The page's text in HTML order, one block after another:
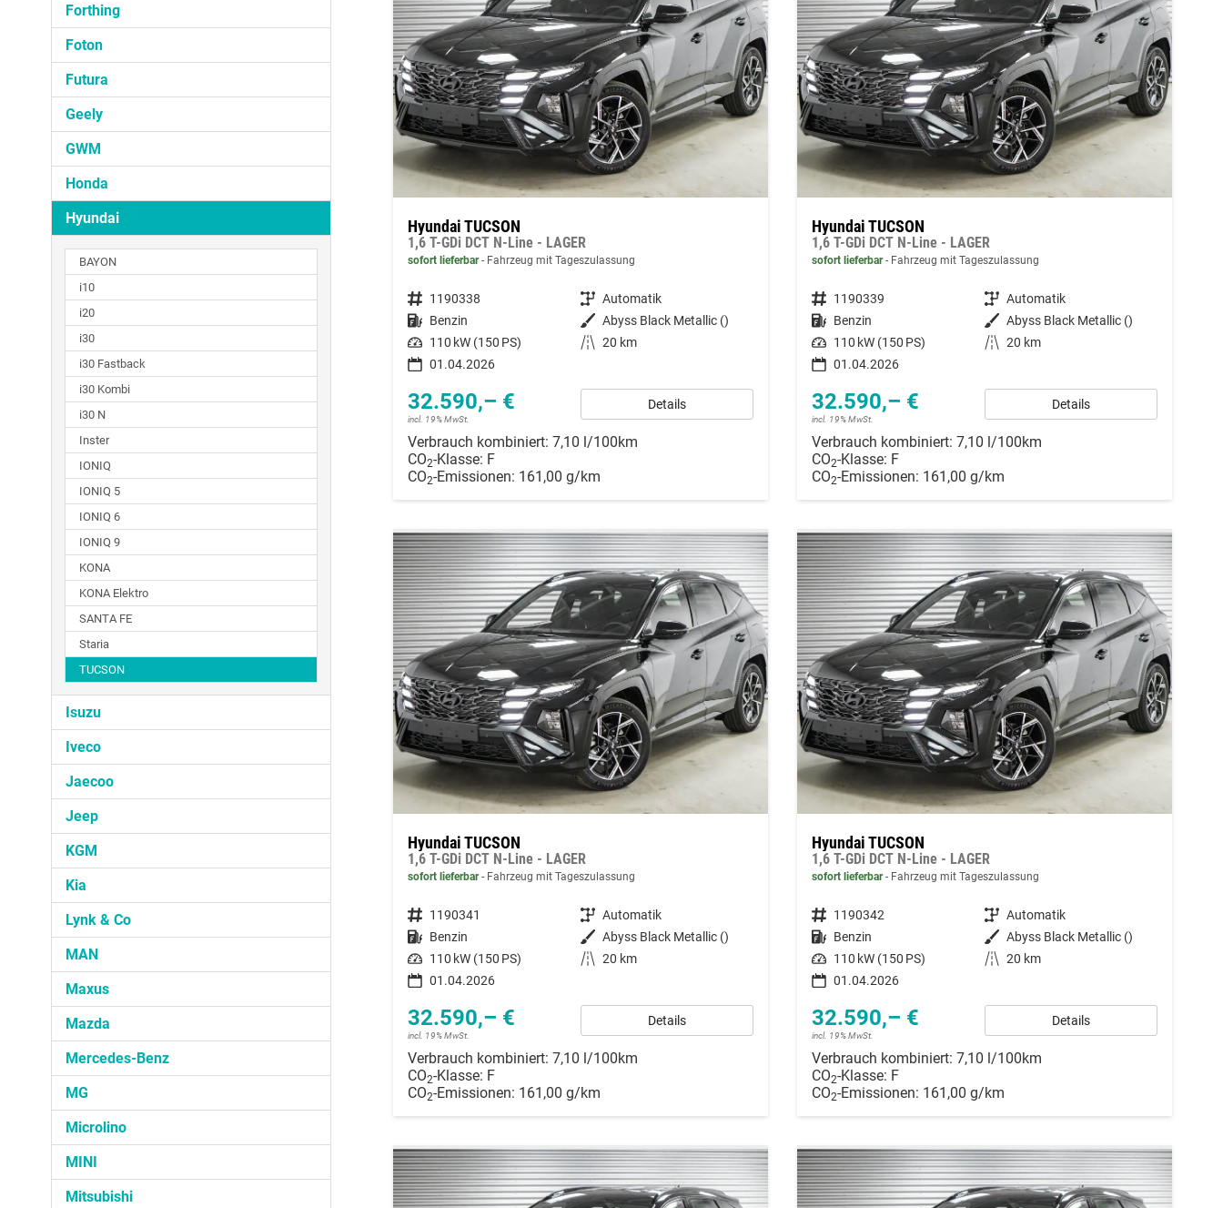
Hyundai TUCSON
1,6 T-GDi DCT N-Line - LAGER
sofort lieferbar Fahrzeug mit Tageszulassung
Fahrzeugnummer 1190338 Getriebe Automatik
Kraftstoff Benzin Außenfarbe Abyss Black Metallic ()
Leistung 110 kW (150 PS) Kilometerstand 20 km
01.04.2026
32.590,– €
incl. 19% MwSt.
Details
Verbrauch kombiniert: 7,10 l/100km
CO2-Klasse: F
CO2-Emissionen: 161,00 g/km
Hyundai TUCSON
1,6 T-GDi DCT N-Line - LAGER
sofort lieferbar Fahrzeug mit Tageszulassung
Fahrzeugnummer 1190339 Getriebe Automatik
Kraftstoff Benzin Außenfarbe Abyss Black Metallic ()
Leistung 110 kW (150 PS) Kilometerstand 20 km
01.04.2026
32.590,– €
incl. 19% MwSt.
Details
Verbrauch kombiniert: 7,10 l/100km
CO2-Klasse: F
CO2-Emissionen: 161,00 g/km
Hyundai TUCSON
1,6 T-GDi DCT N-Line - LAGER
sofort lieferbar Fahrzeug mit Tageszulassung
Fahrzeugnummer 1190341 Getriebe Automatik
Kraftstoff Benzin Außenfarbe Abyss Black Metallic ()
Leistung 110 kW (150 PS) Kilometerstand 20 km
01.04.2026
32.590,– €
incl. 19% MwSt.
Details
Verbrauch kombiniert: 7,10 l/100km
CO2-Klasse: F
CO2-Emissionen: 161,00 g/km
Hyundai TUCSON
1,6 T-GDi DCT N-Line - LAGER
sofort lieferbar Fahrzeug mit Tageszulassung
Fahrzeugnummer 1190342 Getriebe Automatik
Kraftstoff Benzin Außenfarbe Abyss Black Metallic ()
Leistung 110 kW (150 PS) Kilometerstand 20 km
01.04.2026
32.590,– €
incl. 19% MwSt.
Details
Verbrauch kombiniert: 7,10 l/100km
CO2-Klasse: F
CO2-Emissionen: 161,00 g/km
Forthing
Foton
Futura
Geely
GWM
Honda
Hyundai
BAYON
i10
i20
i30
i30 Fastback
i30 Kombi
i30 N
Inster
IONIQ
IONIQ 5
IONIQ 6
IONIQ 9
KONA
KONA Elektro
SANTA FE
Staria
TUCSON
Isuzu
Iveco
Jaecoo
Jeep
KGM
Kia
Lynk & Co
MAN
Maxus
Mazda
Mercedes-Benz
MG
Microlino
MINI
Mitsubishi